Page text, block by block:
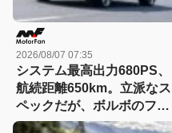
2026/08/07 07:35
システム最高出力680PS、
航続距離650km。立派なス
ペックだが、ボルボのフラ
ッグシップSUVの本当の魅